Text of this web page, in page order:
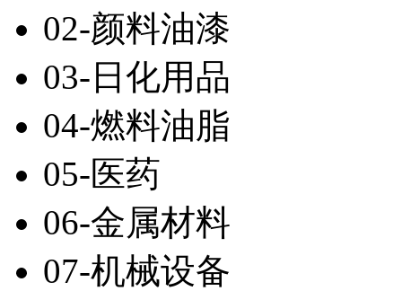
02-颜料油漆
03-日化用品
04-燃料油脂
05-医药
06-金属材料
07-机械设备